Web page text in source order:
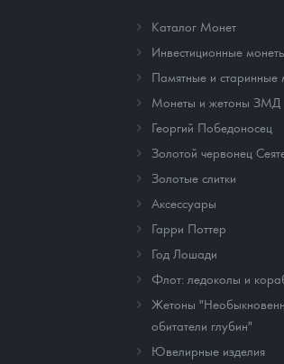
Каталог Монет
Инвестиционные
Памятные и старинные
Монеты и жетоны ЗМД
Георгий Победоносец
Золотой червонец
Золотые слитки
Аксессуары
Гарри Поттер
Год Лошади
Флот: ледоколы и
Жетоны
обитатели глубин"
Ювелирные изделия